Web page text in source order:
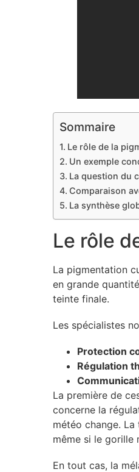
Sommaire
Le rôle de la
Un exemple
La question du
Comparaison
La synthèse
Le rôle
La pigmentation
en grande
teinte finale.
Les spécialistes
Protection
Régulation
La première de
concerne la
météo change.
même si le gorille
En tout cas, la